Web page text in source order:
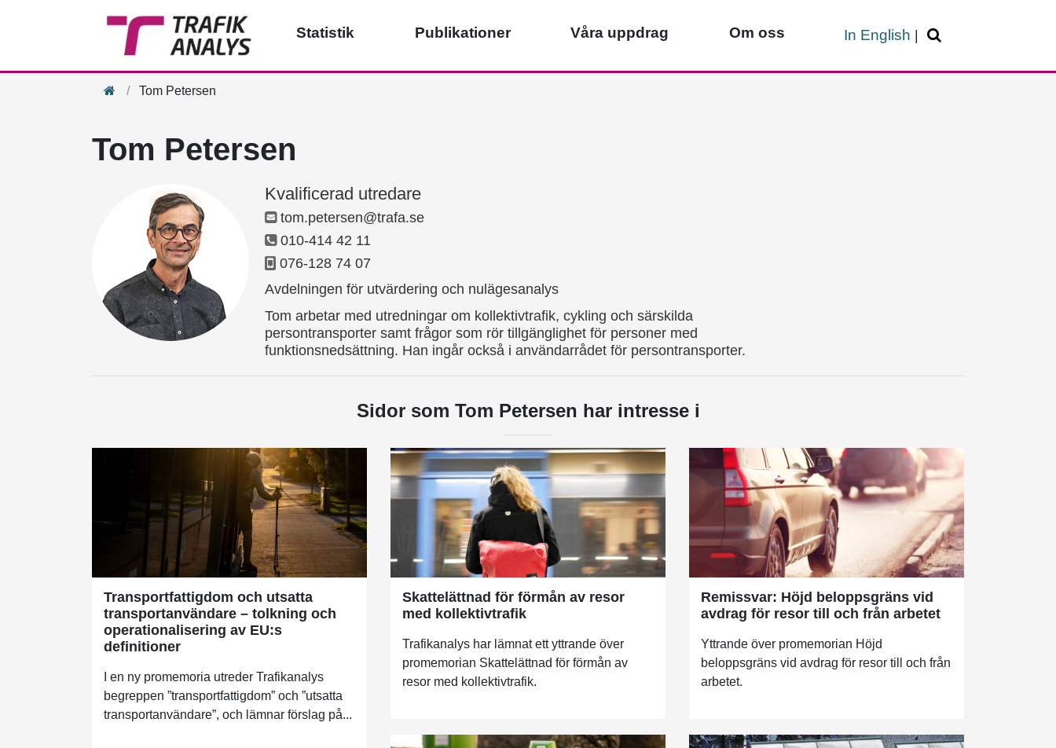
Statistik Publikationer Våra uppdrag Om oss In English
HemTom Petersen
Tom Petersen
Kvalificerad utredare
tom.petersen@trafa.se
010-414 42 11
076-128 74 07
Avdelningen för utvärdering och nulägesanalys
Tom arbetar med utredningar om kollektivtrafik, cykling och särskilda
persontransporter samt frågor som rör tillgänglighet för personer med
funktionsnedsättning. Han ingår också i användarrådet för persontransporter.
Sidor som Tom Petersen har intresse i
Transportfattigdom och utsatta
transportanvändare – tolkning och
operationalisering av EU:s
definitioner
I en ny promemoria utreder Trafikanalys
begreppen ”transportfattigdom” och ”utsatta
transportanvändare”, och lämnar förslag på...
Skattelättnad för förmån av resor
med kollektivtrafik
Trafikanalys har lämnat ett yttrande över
promemorian Skattelättnad för förmån av
resor med kollektivtrafik.
Remissvar: Höjd beloppsgräns vid
avdrag för resor till och från arbetet
Yttrande över promemorian Höjd
beloppsgräns vid avdrag för resor till och från
arbetet.